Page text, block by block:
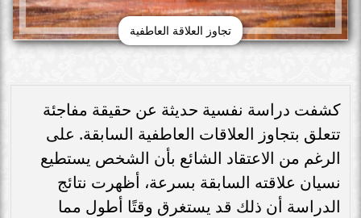
تجاوز العلاقة العاطفية
كشفت دراسة نفسية حديثة عن حقيقة مفاجئة
تتعلق بتجاوز العلاقات العاطفية السابقة. على
الرغم من الاعتقاد الشائع بأن الشخص يستطيع
نسيان علاقته السابقة بسرعة، أظهرت نتائج
الدراسة أن ذلك قد يستغرق وقتًا أطول مما